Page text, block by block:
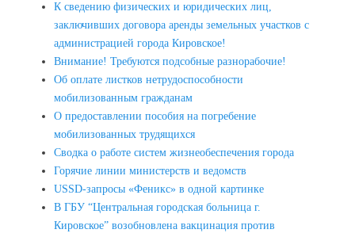
К сведению физических и юридических лиц,
заключивших договора аренды земельных участков с
администрацией города Кировское!
Внимание! Требуются подсобные разнорабочие!
Об оплате листков нетрудоспособности
мобилизованным гражданам
О предоставлении пособия на погребение
мобилизованных трудящихся
Сводка о работе систем жизнеобеспечения города
Горячие линии министерств и ведомств
USSD-запросы «Феникс» в одной картинке
В ГБУ “Центральная городская больница г.
Кировское” возобновлена вакцинация против